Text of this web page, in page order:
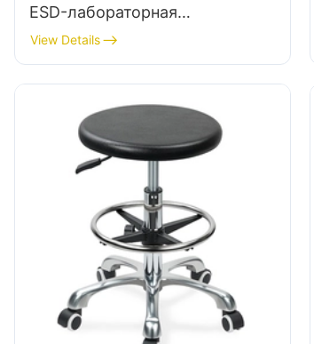
ESD-лабораторная
лаборатория. Регулируемая
высота сиденья PU & 5-
звездочная база для
лабораторного IC003
View Details